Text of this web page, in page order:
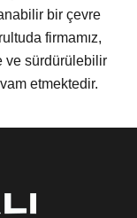
bir çevre
firmamız,
ve sürdürülebilir
etmektedir.